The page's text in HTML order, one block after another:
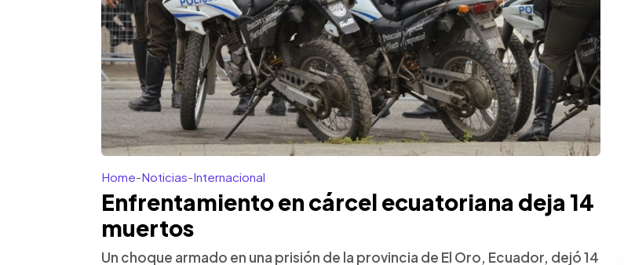
Home-Noticias-Internacional
Enfrentamiento en cárcel ecuatoriana deja 14
muertos
Un choque armado en una prisión de la provincia de El Oro, Ecuador, dejó 14